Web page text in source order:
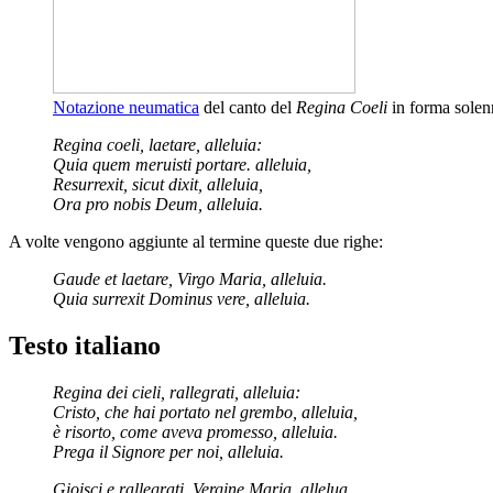
Notazione neumatica del canto del Regina Coeli in forma
Regina coeli, laetare, alleluia:
Quia quem meruisti portare. alleluia,
Resurrexit, sicut dixit, alleluia,
Ora pro nobis Deum, alleluia.
A volte vengono aggiunte al termine queste due righe:
Gaude et laetare, Virgo Maria, alleluia.
Quia surrexit Dominus vere, alleluia.
Testo italiano
Regina dei cieli, rallegrati, alleluia:
Cristo, che hai portato nel grembo, alleluia,
è risorto, come aveva promesso, alleluia.
Prega il Signore per noi, alleluia.
Gioisci e rallegrati, Vergine Maria, allelua.